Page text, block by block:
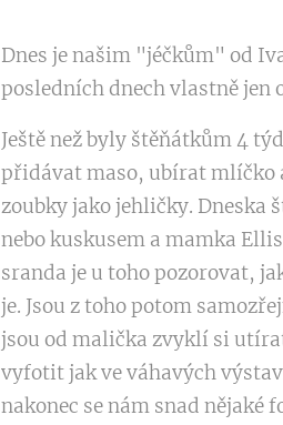
Dnes je našim "jéčkům" od
posledních dnech vlastně
Ještě než byly štěňátkům 4
přidávat maso, ubírat mlíčko
zoubky jako jehličky. Dneska
nebo kuskusem a mamka
sranda je u toho pozorovat,
je. Jsou z toho potom
jsou od malička zvyklí si
vyfotit jak ve váhavých
nakonec se nám snad nějaké